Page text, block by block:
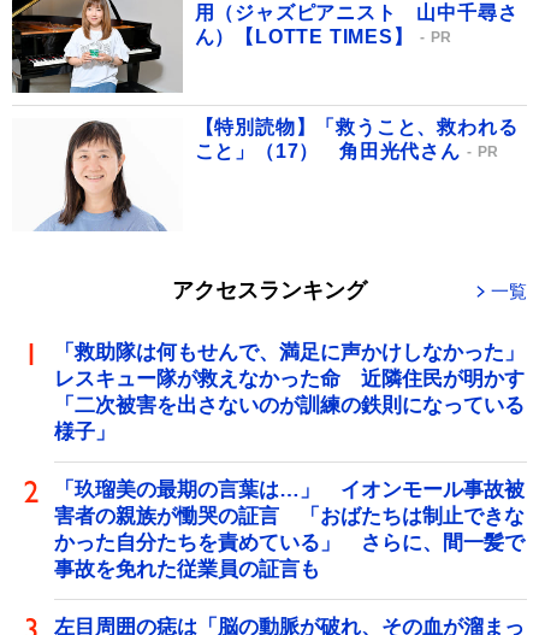
用（ジャズピアニスト 山中千尋さ
ん）【LOTTE TIMES】
PR
【特別読物】「救うこと、救われる
こと」（17） 角田光代さん
PR
アクセスランキング 一覧
「救助隊は何もせんで、満足に声かけしなかった」
レスキュー隊が救えなかった命 近隣住民が明かす
「二次被害を出さないのが訓練の鉄則になっている
様子」
「玖瑠美の最期の言葉は…」 イオンモール事故被
害者の親族が慟哭の証言 「おばたちは制止できな
かった自分たちを責めている」 さらに、間一髪で
事故を免れた従業員の証言も
左目周囲の痣は「脳の動脈が破れ、その血が溜まっ